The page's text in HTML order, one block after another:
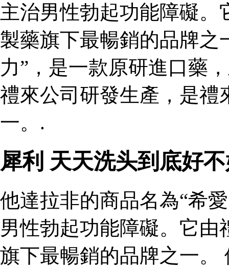
主治男性勃起功能障礙
製藥旗下最暢銷的品牌之
力”，是一款原研進口藥
禮來公司研發生產，是禮
一。.
犀利 天天洗头到底好
他達拉非的商品名為“希
男性勃起功能障礙。它
旗下最暢銷的品牌之一。